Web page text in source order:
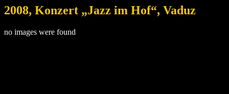
2008, Konzert „Jazz im Hof“, Vaduz
no images were found